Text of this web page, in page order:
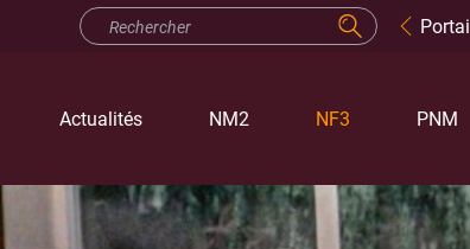
Actualités NM2 NF3 PNM